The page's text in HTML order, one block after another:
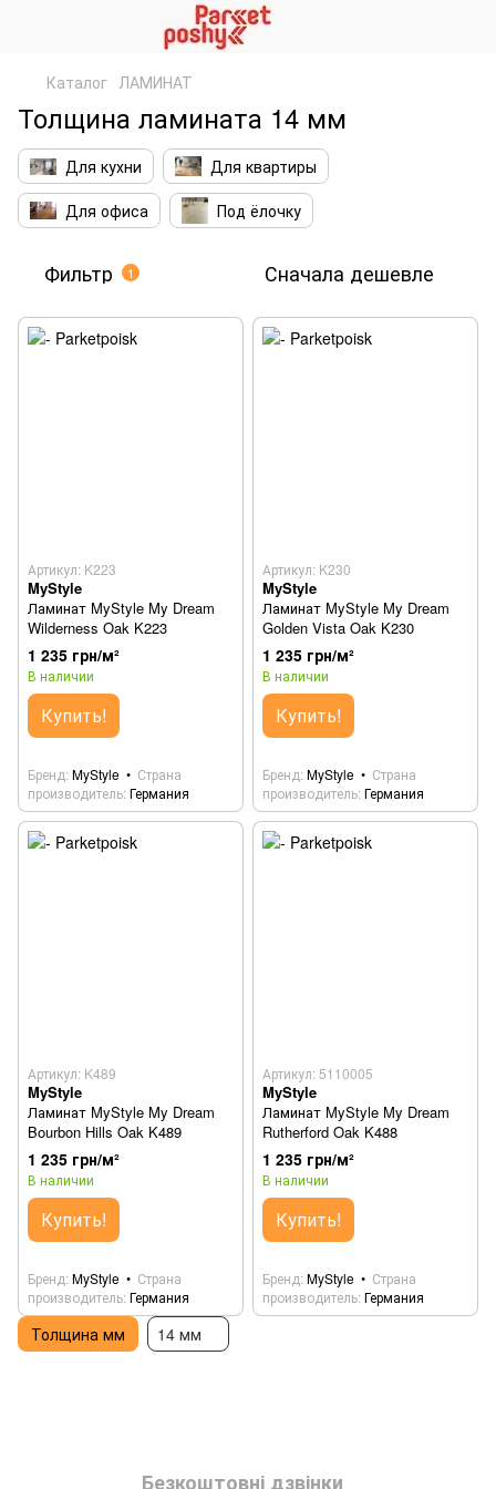
Каталог ЛАМИНАТ
Толщина ламината 14 мм
Для кухни
Для квартиры
Для офиса
Под ёлочку
Фильтр 1 Сначала дешевле
Артикул: K223
MyStyle
Ламинат MyStyle My Dream
Wilderness Oak K223
1 235 грн/м²
В наличии
Купить!
Бренд MyStyle
Страна
производитель Германия
Артикул: K230
MyStyle
Ламинат MyStyle My Dream
Golden Vista Oak K230
1 235 грн/м²
В наличии
Купить!
Бренд MyStyle
Страна
производитель Германия
Артикул: K489
MyStyle
Ламинат MyStyle My Dream
Bourbon Hills Oak K489
1 235 грн/м²
В наличии
Купить!
Бренд MyStyle
Страна
производитель Германия
Артикул: 5110005
MyStyle
Ламинат MyStyle My Dream
Rutherford Oak K488
1 235 грн/м²
В наличии
Купить!
Бренд MyStyle
Страна
производитель Германия
Толщина мм 14 мм
Безкоштовні дзвінки